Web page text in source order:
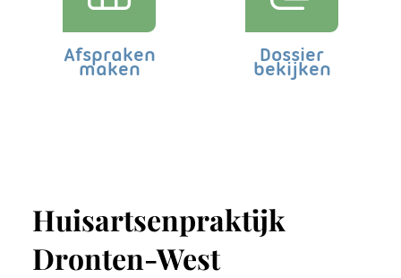
Afspraken
maken
Dossier
bekijken
Huisartsenpraktijk
Dronten-West